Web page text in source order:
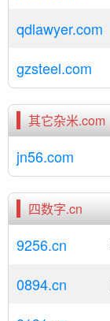
qdlawyer.com
gzsteel.com
其它杂米.com
jn56.com
四数字.cn
9256.cn
0894.cn